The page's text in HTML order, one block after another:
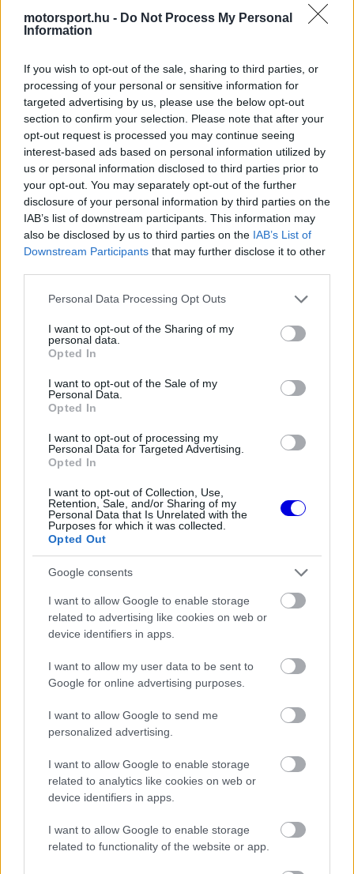
motorsport.hu - Do Not Process My Personal
Information
If you wish to opt-out of the sale, sharing to third parties, or
processing of your personal or sensitive information for
targeted advertising by us, please use the below opt-out
section to confirm your selection. Please note that after your
opt-out request is processed you may continue seeing
interest-based ads based on personal information utilized by
us or personal information disclosed to third parties prior to
your opt-out. You may separately opt-out of the further
disclosure of your personal information by third parties on the
IAB’s list of downstream participants. This information may
also be disclosed by us to third parties on the IAB’s List of
Downstream Participants that may further disclose it to other
Please note that this website/app uses one or more Google
not limited to your visit or usage behaviour. You may click to
grant or deny consent to Google and its third-party tags to
use your data for below specified purposes in below Google
consent section.
Personal Data Processing Opt Outs
I want to opt-out of the Sharing of my
personal data.
Opted In
I want to opt-out of the Sale of my
Personal Data.
Opted In
I want to opt-out of processing my
Personal Data for Targeted Advertising.
Opted In
I want to opt-out of Collection, Use,
Retention, Sale, and/or Sharing of my
Personal Data that Is Unrelated with the
Purposes for which it was collected.
Opted Out
Google consents
I want to allow Google to enable storage
related to advertising like cookies on web or
device identifiers in apps.
I want to allow my user data to be sent to
Google for online advertising purposes.
I want to allow Google to send me
personalized advertising.
I want to allow Google to enable storage
related to analytics like cookies on web or
device identifiers in apps.
I want to allow Google to enable storage
related to functionality of the website or app.
hangulatot gyorsan beárnyékolták az eredmények,
mivel Leclerc azóta egyetlen pontot sem szerzett.
hárította el a felelősséget a balesetéért,
Barcelonában pedig hidraulikai meghibásodás
kényszerítette feladásra a futamot.
Video
loading.
This
is
a
window.
The media could not be loaded, either because
the server or network failed or because the format
is not supported.
Hamilton eközben valósággal szárnyal a vörös
autóban, az utóbbi három versenyen ugyanis
folyamatosan dobogóra állhatott, legutóbb pedig
a győzelmet is megszerezte. A brit pilóta a
legutóbbi két hétvégén ötven pontot vert
csapattársára, így már negyven egységgel előzi
meg Leclerc-t az összetettben.
FORMA-1
A Ferrari olyan útra lépett amely
évekre meghatározhatja a sikerét
FORMA-1
Antonellire Monzában, nem
mindenki neki szurkol
FORMA-1
Meggondolta magát a McLaren